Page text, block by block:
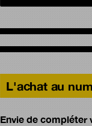
L'achat au
Envie de compléter